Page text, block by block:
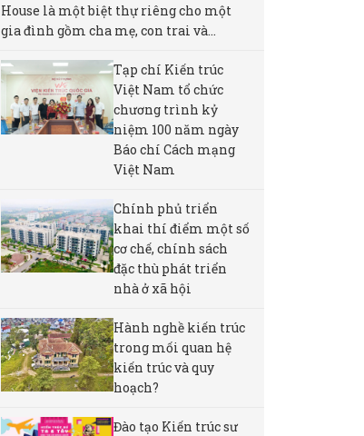
House là một biệt thự riêng cho một
gia đình gồm cha mẹ, con trai và...
Tạp chí Kiến trúc
Việt Nam tổ chức
chương trình kỷ
niệm 100 năm ngày
Báo chí Cách mạng
Việt Nam
Chính phủ triển
khai thí điểm một số
cơ chế, chính sách
đặc thù phát triển
nhà ở xã hội
Hành nghề kiến trúc
trong mối quan hệ
kiến trúc và quy
hoạch?
Đào tạo Kiến trúc sư